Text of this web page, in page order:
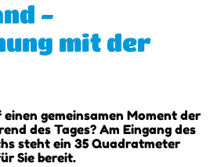
-
mit der
einen gemeinsamen Moment der
des Tages? Am Eingang des
steht ein 35 Quadratmeter
Sie bereit.